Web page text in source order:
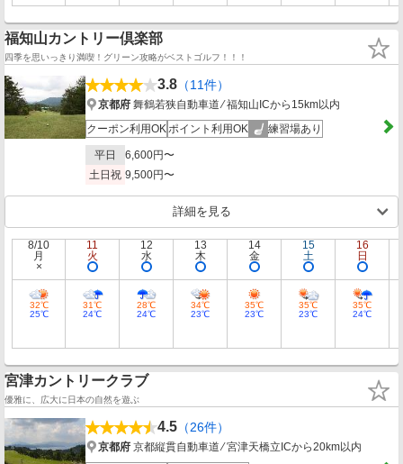
福知山カントリー倶楽部
四季を思いっきり満喫！グリーン攻略がベストゴルフ！！！
3.8 （11件）
京都府 舞鶴若狭自動車道 ⁄ 福知山ICから15km以内
クーポン利用OKポイント利用OK 練習場あり
平日
6,600円〜
土日祝 9,500円〜
詳細を見る
8/10
月
32℃
25℃
11
火
31℃
24℃
12
水
28℃
24℃
13
木
34℃
23℃
14
金
35℃
23℃
15
土
35℃
23℃
16
日
35℃
24℃
宮津カントリークラブ
優雅に、広大に日本の自然を遊ぶ
4.5 （26件）
京都府 京都縦貫自動車道 ⁄ 宮津天橋立ICから20km以内